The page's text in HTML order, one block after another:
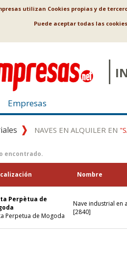
utilizan Cookies propias y de
Puede aceptar todas las
Empresas
NAVES EN ALQUILER EN
encontrado.
Nombre
Perpètua de
Perpetua de Mogoda
Nave industrial en
[2840]